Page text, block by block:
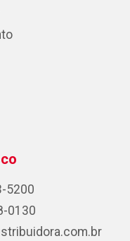
5200
0130